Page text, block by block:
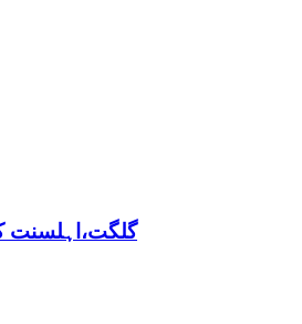
,گلگت،اہلسنت کیلئے فطرانہ فی